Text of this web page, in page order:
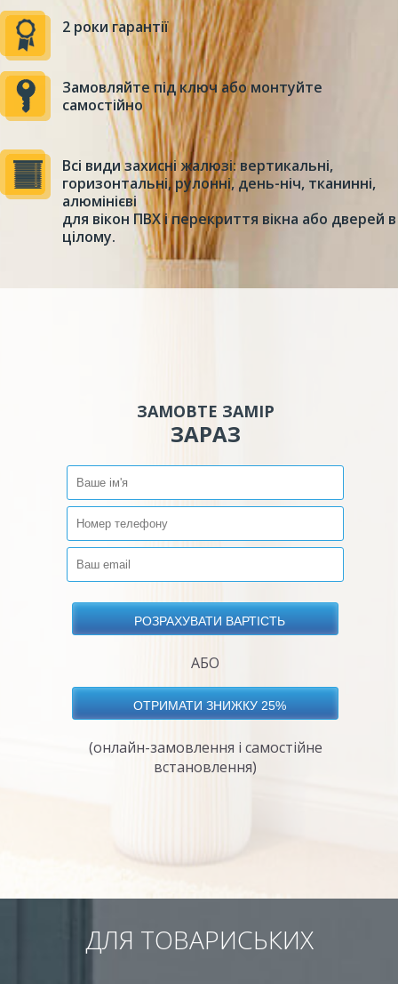
2 роки гарантії
Замовляйте під ключ або монтуйте
самостійно
Всі види захисні жалюзі: вертикальні,
горизонтальні, рулонні, день-ніч, тканинні,
алюмінієві
для вікон ПВХ і перекриття вікна або дверей в
цілому.
ЗАМОВТЕ ЗАМІР
ЗАРАЗ
АБО
(онлайн-замовлення і самостійне
встановлення)
ДЛЯ ТОВАРИСЬКИХ